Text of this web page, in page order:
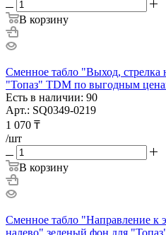
В корзину
Сменное табло "Выход, стрелка
"Топаз" TDM по выгодным
Есть в наличии: 90
Арт.: SQ0349-0219
1 070 ₸
/шт
В корзину
Сменное табло "Направление к
налево" зеленый фон для